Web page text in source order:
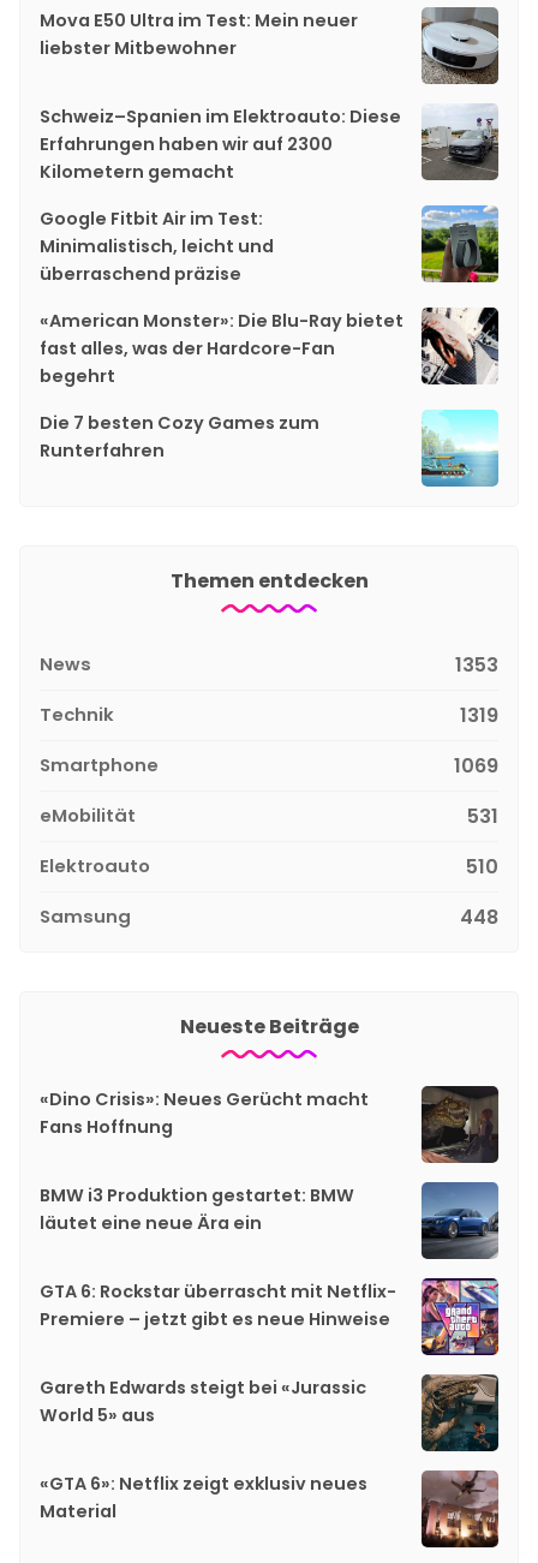
Mova E50 Ultra im Test: Mein neuer
liebster Mitbewohner
Schweiz–Spanien im Elektroauto: Diese
Erfahrungen haben wir auf 2300
Kilometern gemacht
Google Fitbit Air im Test:
Minimalistisch, leicht und
überraschend präzise
«American Monster»: Die Blu-Ray bietet
fast alles, was der Hardcore-Fan
begehrt
Die 7 besten Cozy Games zum
Runterfahren
Themen entdecken
News 1353
Technik 1319
Smartphone 1069
eMobilität 531
Elektroauto 510
Samsung 448
Neueste Beiträge
«Dino Crisis»: Neues Gerücht macht
Fans Hoffnung
BMW i3 Produktion gestartet: BMW
läutet eine neue Ära ein
GTA 6: Rockstar überrascht mit Netflix-
Premiere – jetzt gibt es neue Hinweise
Gareth Edwards steigt bei «Jurassic
World 5» aus
«GTA 6»: Netflix zeigt exklusiv neues
Material